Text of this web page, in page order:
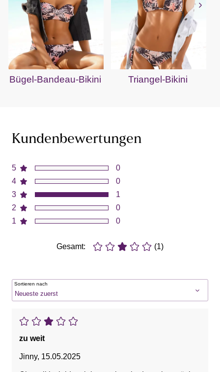
Bügel-Bandeau-Bikini Triangel-Bikini
Kundenbewertungen
5
4
3
2
1
0
0
1
0
0
Gesamt: (1)
Sortieren nach
zu weit
Jinny, 15.05.2025